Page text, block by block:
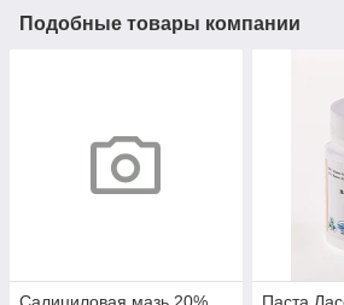
Подобные товары компании